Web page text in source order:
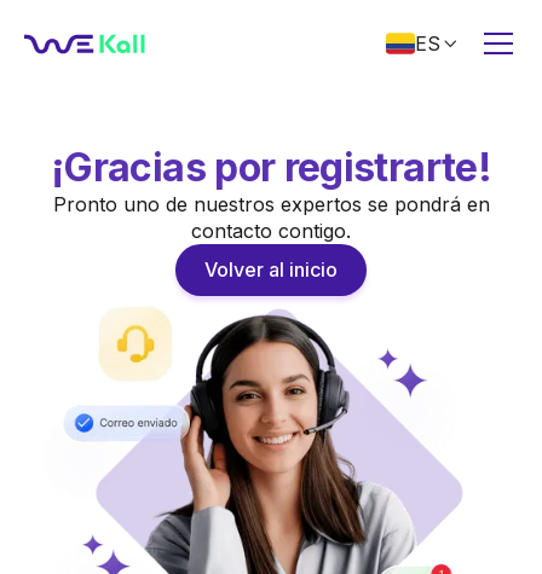
ES 
¡Gracias por registrarte!
Pronto uno de nuestros expertos se pondrá en
contacto contigo.
Volver al inicio